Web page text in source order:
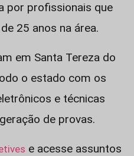
por profissionais que
25 anos na área.
em Santa Tereza do
o estado com os
e técnicas
de provas.
e acesse assuntos